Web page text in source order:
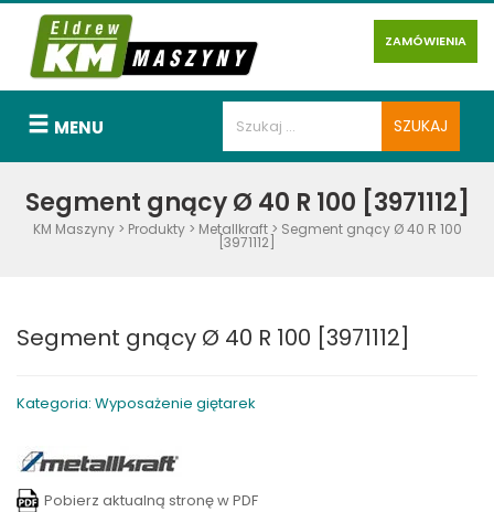
ZAMÓWIENIA
MENU
Segment gnący Ø 40 R 100 [3971112]
KM Maszyny> Produkty> Metallkraft> Segment gnący Ø 40 R 100
[3971112]
Segment gnący Ø 40 R 100 [3971112]
Kategoria: Wyposażenie giętarek
Pobierz aktualną stronę w PDF